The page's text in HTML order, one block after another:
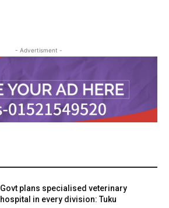
- Advertisment -
Govt plans specialised veterinary
hospital in every division: Tuku